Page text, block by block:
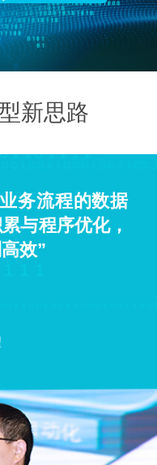
新思路
务流程的数据
与程序优化，
效”